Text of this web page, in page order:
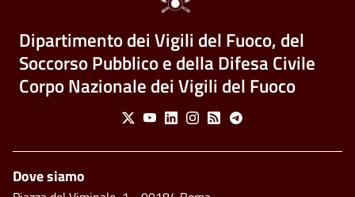
Dipartimento dei Vigili del Fuoco, del
Soccorso Pubblico e della Difesa Civile
Corpo Nazionale dei Vigili del Fuoco
Social Menu
X YoutubeLinkedinInstagram
Feed Telegram
Piè di pagina
Dove siamo